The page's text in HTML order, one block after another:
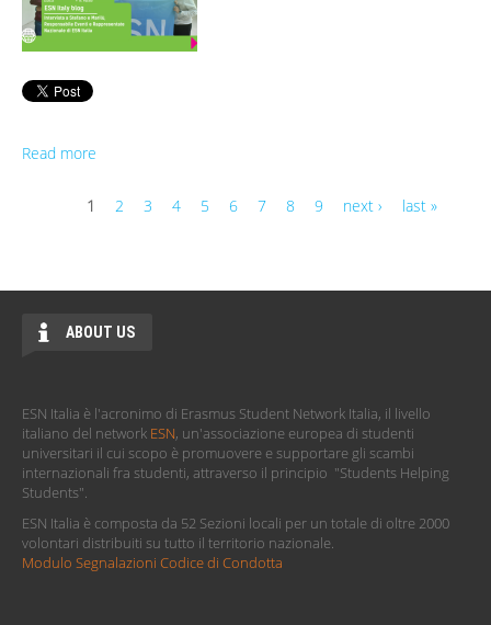
Read more
1 2 3 4 5 6 7 8 9 next › last »
ABOUT US
ESN Italia è l'acronimo di Erasmus Student Network Italia, il livello
italiano del network ESN, un'associazione europea di studenti
universitari il cui scopo è promuovere e supportare gli scambi
internazionali fra studenti, attraverso il principio "Students Helping
Students".
ESN Italia è composta da 52 Sezioni locali per un totale di oltre 2000
volontari distribuiti su tutto il territorio nazionale.
Modulo Segnalazioni Codice di Condotta